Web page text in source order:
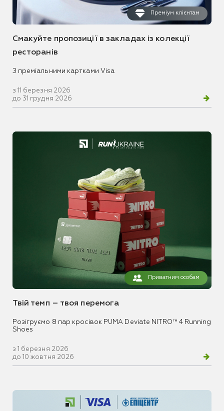
Преміум клієнтам
Смакуйте пропозиції в закладах із колекції
ресторанів
З преміальними картками Visa
з 11 березня 2026
до 31 грудня 2026
Приватним особам
Твій темп – твоя перемога
Розігруємо 8 пар кросівок PUMA Deviate NITRO™ 4 Running
Shoes
з 1 березня 2026
до 10 жовтня 2026